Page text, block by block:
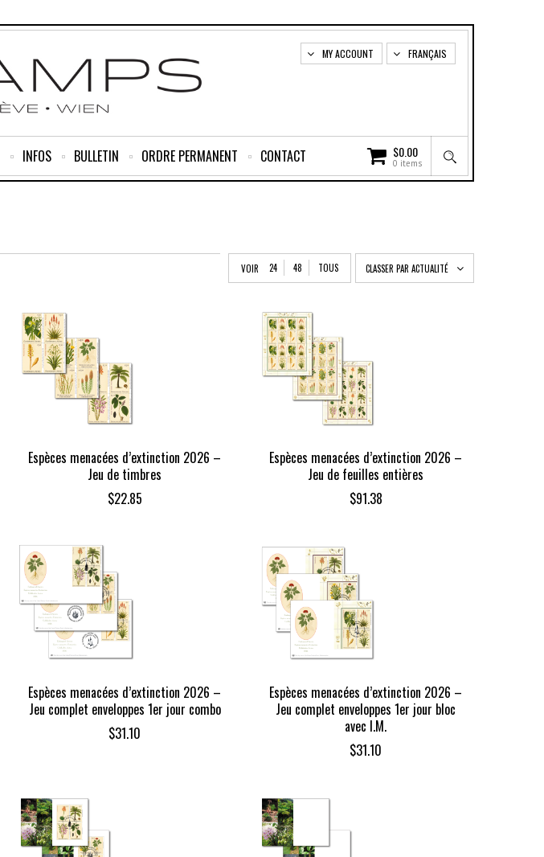
FRANÇAIS
MY ACCOUNT
$0.00
0 items
INFOS BULLETIN ORDRE PERMANENT CONTACT
VOIR 24 48 TOUS CLASSER PAR ACTUALITÉ
Espèces menacées d’extinction 2026 –
Jeu de timbres
$22.85
Espèces menacées d’extinction 2026 –
Jeu de feuilles entières
$91.38
Espèces menacées d’extinction 2026 –
Jeu complet enveloppes 1er jour combo
$31.10
Espèces menacées d’extinction 2026 –
Jeu complet enveloppes 1er jour bloc
avec I.M.
$31.10